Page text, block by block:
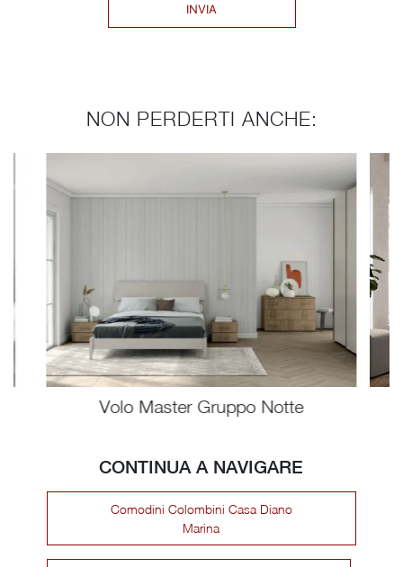
INVIA
NON PERDERTI ANCHE:
Volo Master Gruppo Notte
CONTINUA A NAVIGARE
Comodini Colombini Casa Diano
Marina